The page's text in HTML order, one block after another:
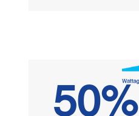
50%